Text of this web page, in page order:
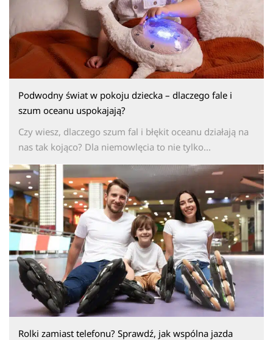
Podwodny świat w pokoju dziecka – dlaczego fale i
szum oceanu uspokajają?
Czy wiesz, dlaczego szum fal i błękit oceanu działają na
nas tak kojąco? Dla niemowlęcia to nie tylko...
Rolki zamiast telefonu? Sprawdź, jak wspólna jazda